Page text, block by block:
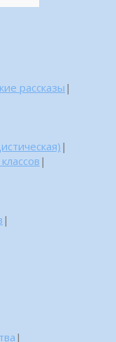
рассказы |
|
|
|
|